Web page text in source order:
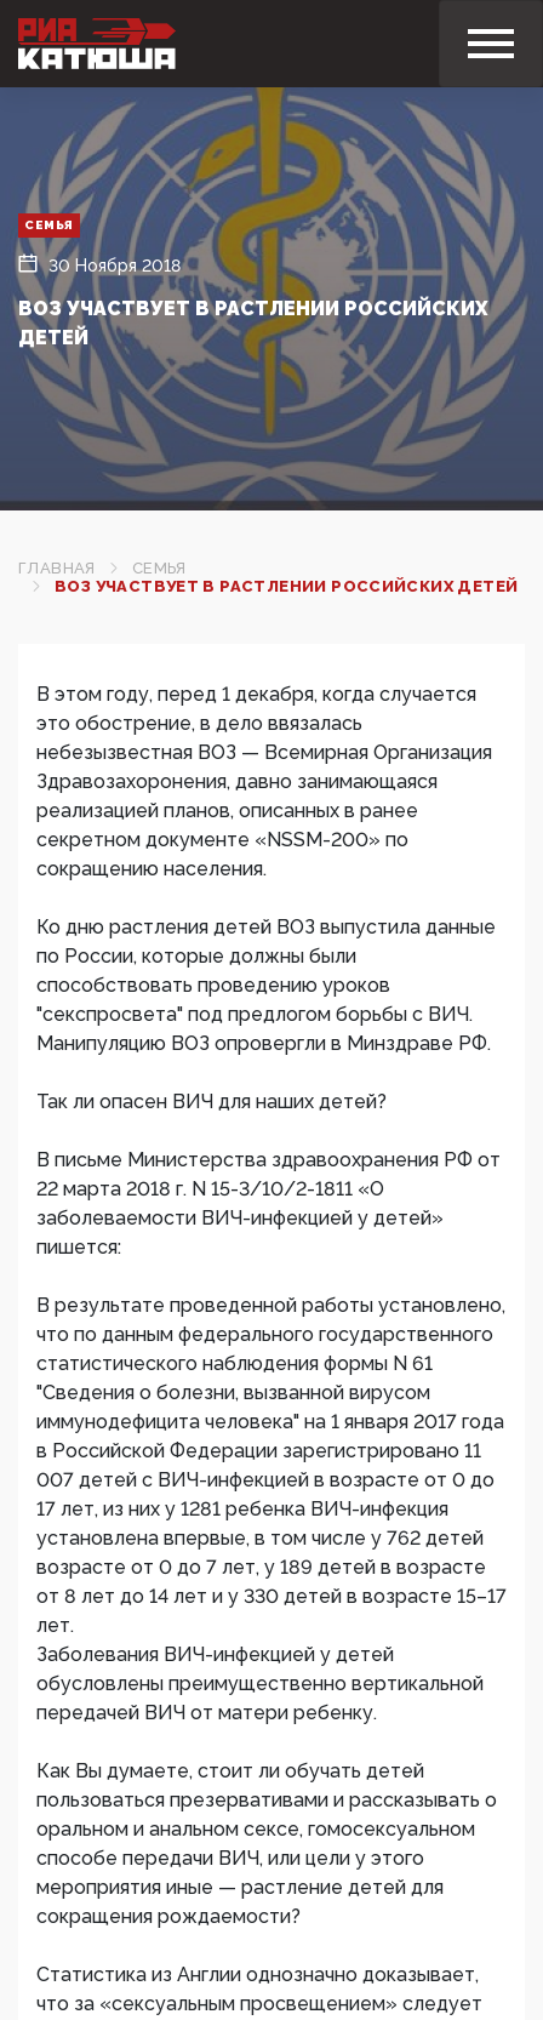
СЕМЬЯ
30 Ноября 2018
ВОЗ УЧАСТВУЕТ В РАСТЛЕНИИ РОССИЙСКИХ
ДЕТЕЙ
ГЛАВНАЯ
СЕМЬЯ
ВОЗ УЧАСТВУЕТ В РАСТЛЕНИИ РОССИЙСКИХ ДЕТЕЙ
В этом году, перед 1 декабря, когда случается
это обострение, в дело ввязалась
небезызвестная ВОЗ — Всемирная Организация
Здравозахоронения, давно занимающаяся
реализацией планов, описанных в ранее
секретном документе «NSSM-200» по
сокращению населения.
Ко дню растления детей ВОЗ выпустила данные
по России, которые должны были
способствовать проведению уроков
"секспросвета" под предлогом борьбы с ВИЧ.
Манипуляцию ВОЗ опровергли в Минздраве РФ.
Так ли опасен ВИЧ для наших детей?
В письме Министерства здравоохранения РФ от
22 марта 2018 г. N 15-3/10/2-1811 «О
заболеваемости ВИЧ-инфекцией у детей»
пишется:
В результате проведенной работы установлено,
что по данным федерального государственного
статистического наблюдения формы N 61
"Сведения о болезни, вызванной вирусом
иммунодефицита человека" на 1 января 2017 года
в Российской Федерации зарегистрировано 11
007 детей с ВИЧ-инфекцией в возрасте от 0 до
17 лет, из них у 1281 ребенка ВИЧ-инфекция
установлена впервые, в том числе у 762 детей
возрасте от 0 до 7 лет, у 189 детей в возрасте
от 8 лет до 14 лет и у 330 детей в возрасте 15–17
лет.
Заболевания ВИЧ-инфекцией у детей
обусловлены преимущественно вертикальной
передачей ВИЧ от матери ребенку.
Как Вы думаете, стоит ли обучать детей
пользоваться презервативами и рассказывать о
оральном и анальном сексе, гомосексуальном
способе передачи ВИЧ, или цели у этого
мероприятия иные — растление детей для
сокращения рождаемости?
Статистика из Англии однозначно доказывает,
что за «сексуальным просвещением» следует